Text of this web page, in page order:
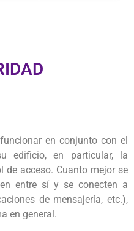
en conjunto con el
edificio, en particular, la
de acceso. Cuanto mejor se
entre sí y se conecten a
de mensajería, etc.),
en general.